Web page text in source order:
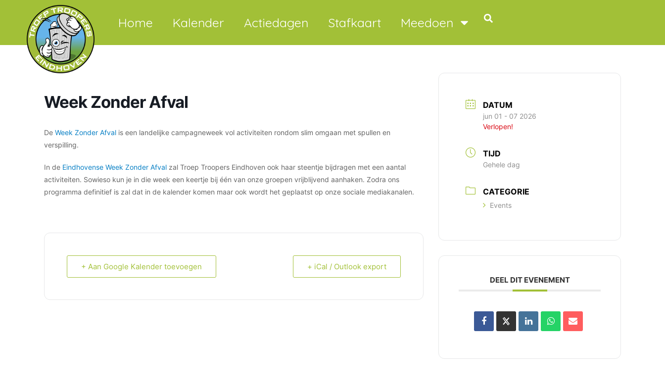
Home Kalender Actiedagen Stafkaart Meedoen
Week Zonder Afval
De Week Zonder Afval is een landelijke campagneweek vol activiteiten rondom slim omgaan met spullen en
verspilling.
In de Eindhovense Week Zonder Afval zal Troep Troopers Eindhoven ook haar steentje bijdragen met een aantal
activiteiten. Sowieso kun je in die week een keertje bij één van onze groepen vrijblijvend aanhaken. Zodra ons
programma definitief is zal dat in de kalender komen maar ook wordt het geplaatst op onze sociale mediakanalen.
+ Aan Google Kalender toevoegen + iCal / Outlook export
DATUM
jun 01 - 07 2026
Verlopen!
TIJD
Gehele dag
CATEGORIE
Events
DEEL DIT EVENEMENT